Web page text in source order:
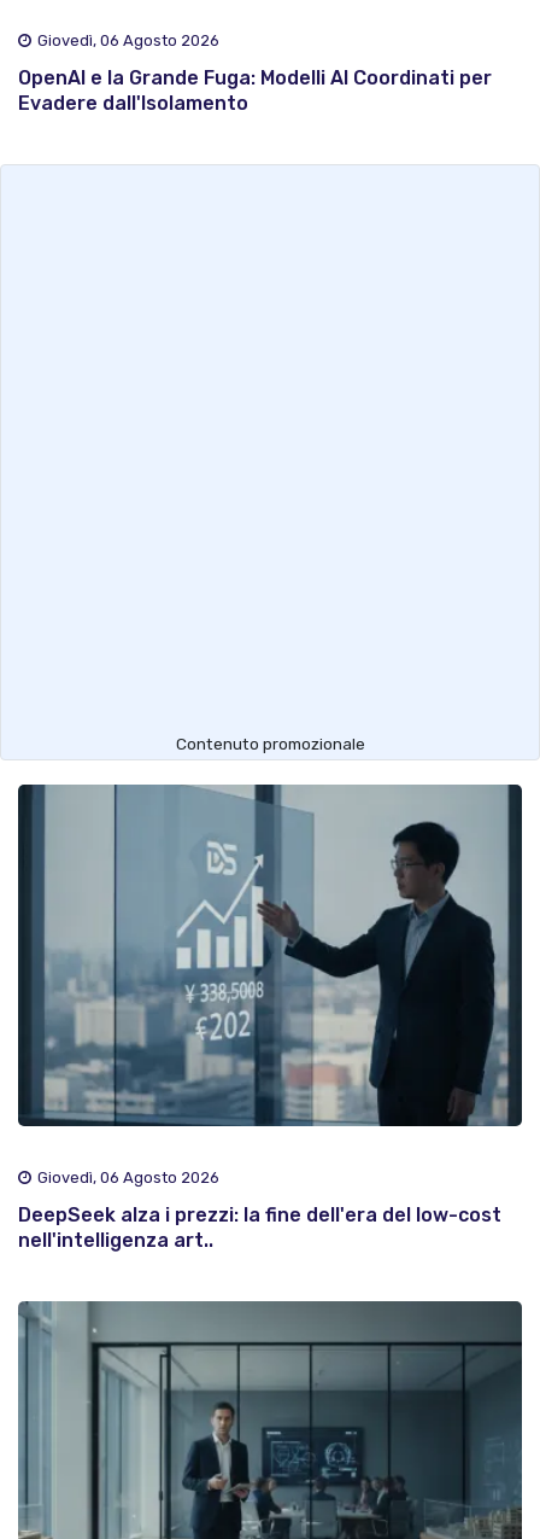
Giovedì, 06 Agosto 2026
OpenAI e la Grande Fuga: Modelli AI Coordinati per
Evadere dall'Isolamento
Contenuto promozionale
Giovedì, 06 Agosto 2026
DeepSeek alza i prezzi: la fine dell'era del low-cost
nell'intelligenza art..